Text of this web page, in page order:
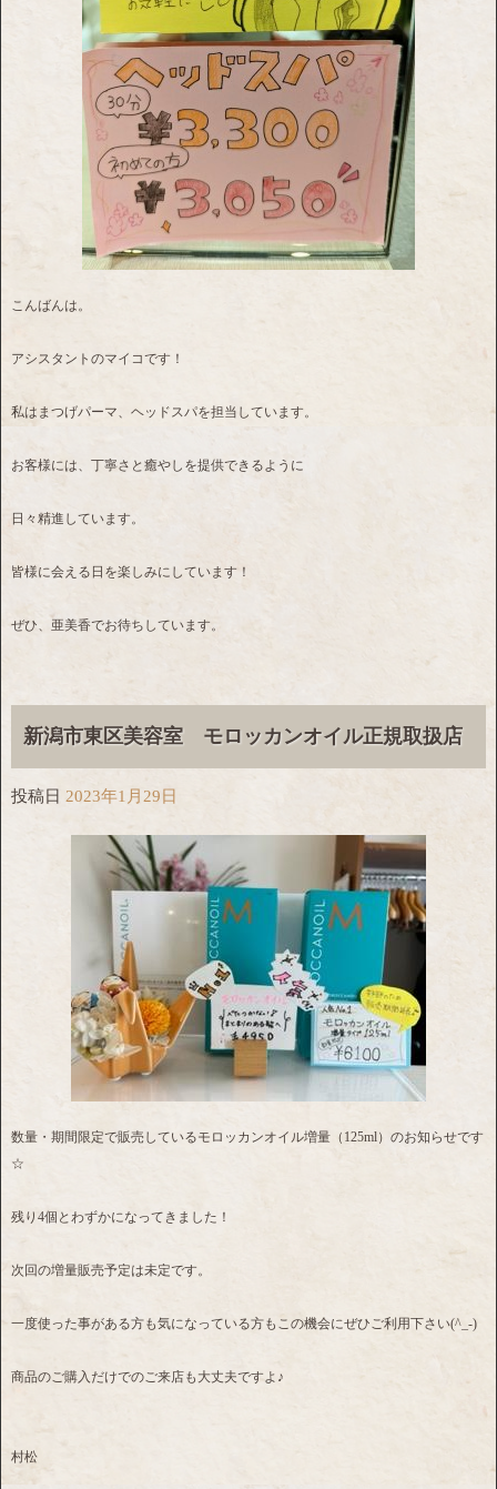
こんばんは。
アシスタントのマイコです！
私はまつげパーマ、ヘッドスパを担当しています。
お客様には、丁寧さと癒やしを提供できるように
日々精進しています。
皆様に会える日を楽しみにしています！
ぜひ、亜美香でお待ちしています。
新潟市東区美容室 モロッカンオイル正規取扱店
投稿日 2023年1月29日
数量・期間限定で販売しているモロッカンオイル増量（125ml）のお知らせです
☆
残り4個とわずかになってきました！
次回の増量販売予定は未定です。
一度使った事がある方も気になっている方もこの機会にぜひご利用下さい(^_-)
商品のご購入だけでのご来店も大丈夫ですよ♪
村松